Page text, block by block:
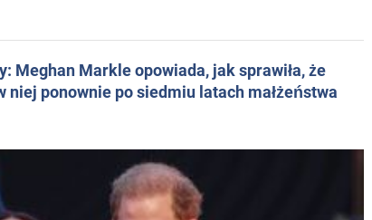
Meghan Markle opowiada, jak sprawiła, że
niej ponownie po siedmiu latach małżeństwa